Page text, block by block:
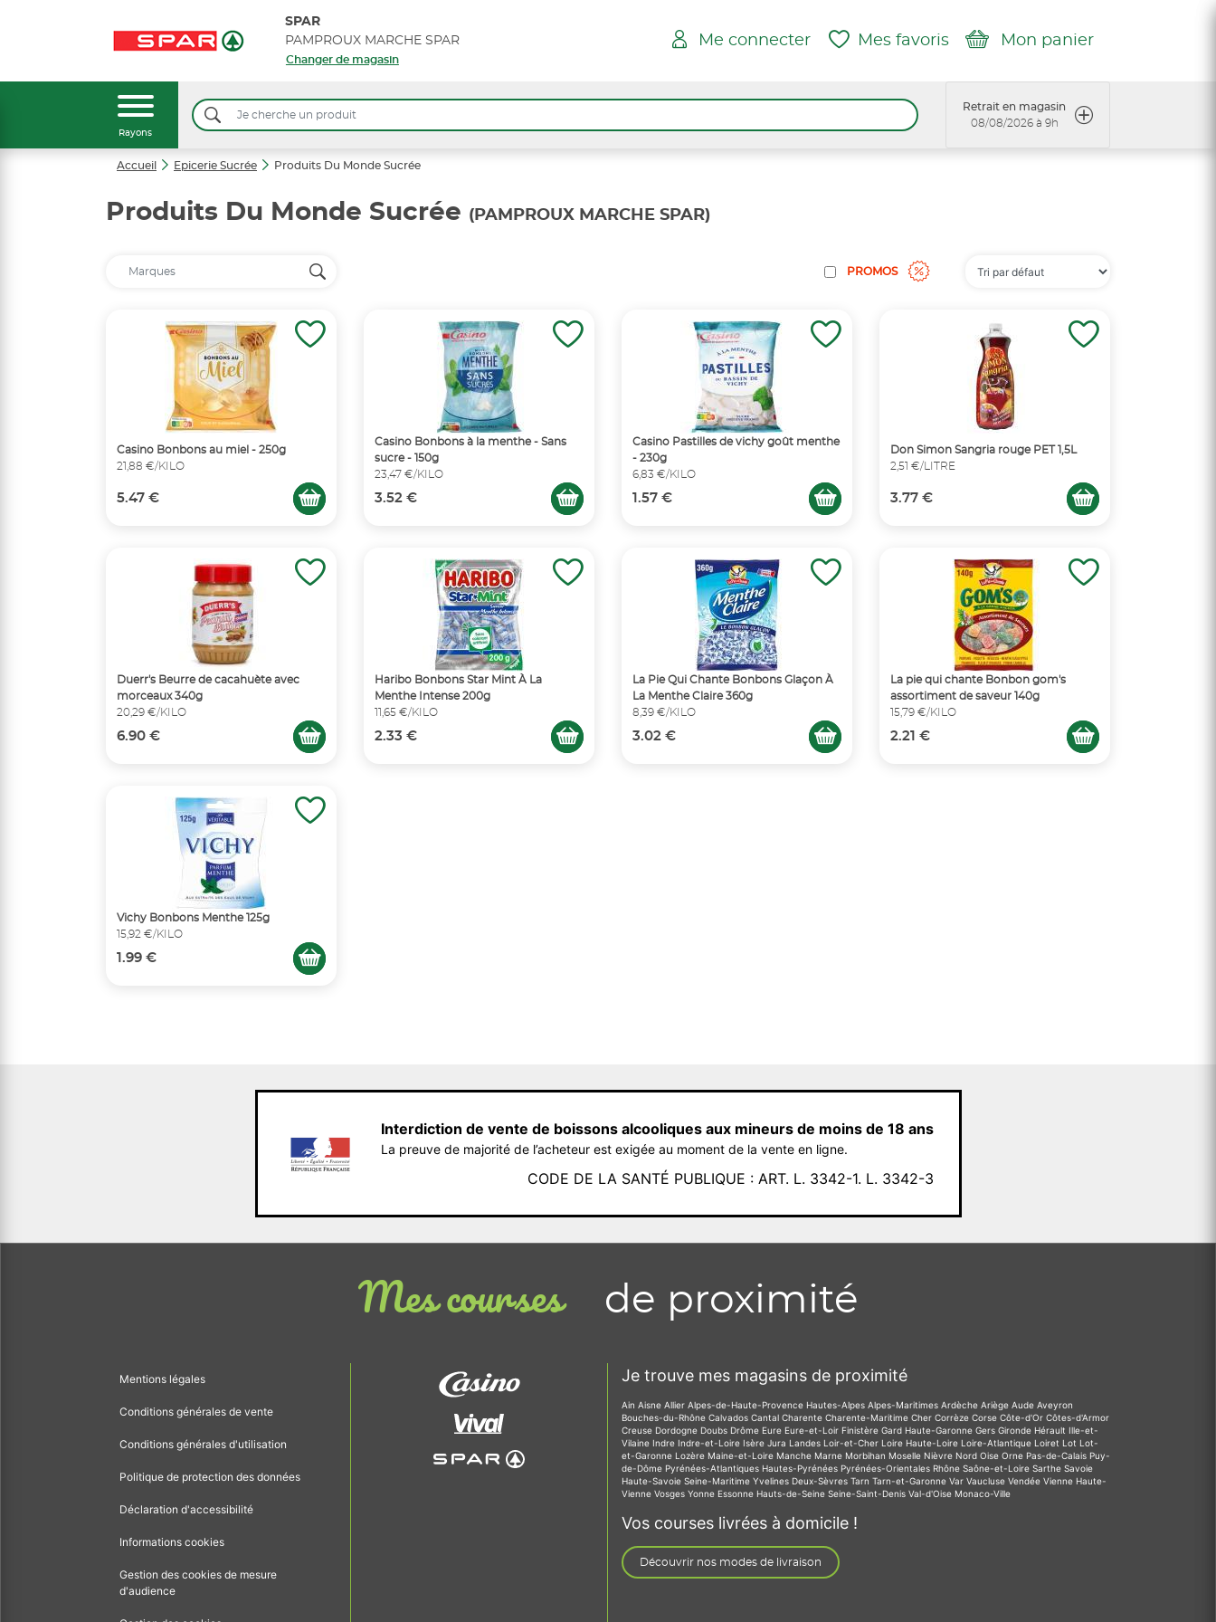
SPAR
PAMPROUX MARCHE SPAR
Changer de magasin
Me connecter Mes favoris Mon panier
Rayons
Retrait en magasin
08/08/2026 à 9h
Accueil Epicerie Sucrée Produits Du Monde Sucrée
Produits Du Monde Sucrée (PAMPROUX MARCHE SPAR)
PROMOS
Casino Bonbons au miel - 250g
21,88 €/KILO
5.47 €
Casino Bonbons à la menthe - Sans
sucre - 150g
23,47 €/KILO
3.52 €
Casino Pastilles de vichy goût menthe
- 230g
6,83 €/KILO
1.57 €
Don Simon Sangria rouge PET 1,5L
2,51 €/LITRE
3.77 €
Duerr's Beurre de cacahuète avec
morceaux 340g
20,29 €/KILO
6.90 €
Haribo Bonbons Star Mint À La
Menthe Intense 200g
11,65 €/KILO
2.33 €
La Pie Qui Chante Bonbons Glaçon À
La Menthe Claire 360g
8,39 €/KILO
3.02 €
La pie qui chante Bonbon gom's
assortiment de saveur 140g
15,79 €/KILO
2.21 €
Vichy Bonbons Menthe 125g
15,92 €/KILO
1.99 €
Interdiction de vente de boissons alcooliques aux mineurs de moins de 18 ans
La preuve de majorité de l’acheteur est exigée au moment de la vente en ligne.
CODE DE LA SANTÉ PUBLIQUE : ART. L. 3342-1. L. 3342-3
Mes courses de proximité
Mentions légales
Conditions générales de vente
Conditions générales d'utilisation
Politique de protection des données
Déclaration d'accessibilité
Informations cookies
Gestion des cookies de mesure
d'audience
Je trouve mes magasins de proximité
Ain Aisne Allier Alpes-de-Haute-Provence Hautes-Alpes Alpes-Maritimes Ardèche Ariège Aude Aveyron
Bouches-du-Rhône Calvados Cantal Charente Charente-Maritime Cher Corrèze Corse Côte-d'Or Côtes-d'Armor
Creuse Dordogne Doubs Drôme Eure Eure-et-Loir Finistère Gard Haute-Garonne Gers Gironde Hérault Ille-et-
Vilaine Indre Indre-et-Loire Isère Jura Landes Loir-et-Cher Loire Haute-Loire Loire-Atlantique Loiret Lot Lot-
et-Garonne Lozère Maine-et-Loire Manche Marne Morbihan Moselle Nièvre Nord Oise Orne Pas-de-Calais Puy-
de-Dôme Pyrénées-Atlantiques Hautes-Pyrénées Pyrénées-Orientales Rhône Saône-et-Loire Sarthe Savoie
Haute-Savoie Seine-Maritime Yvelines Deux-Sèvres Tarn Tarn-et-Garonne Var Vaucluse Vendée Vienne Haute-
Vienne Vosges Yonne Essonne Hauts-de-Seine Seine-Saint-Denis Val-d'Oise Monaco-Ville
Vos courses livrées à domicile !
Découvrir nos modes de livraison